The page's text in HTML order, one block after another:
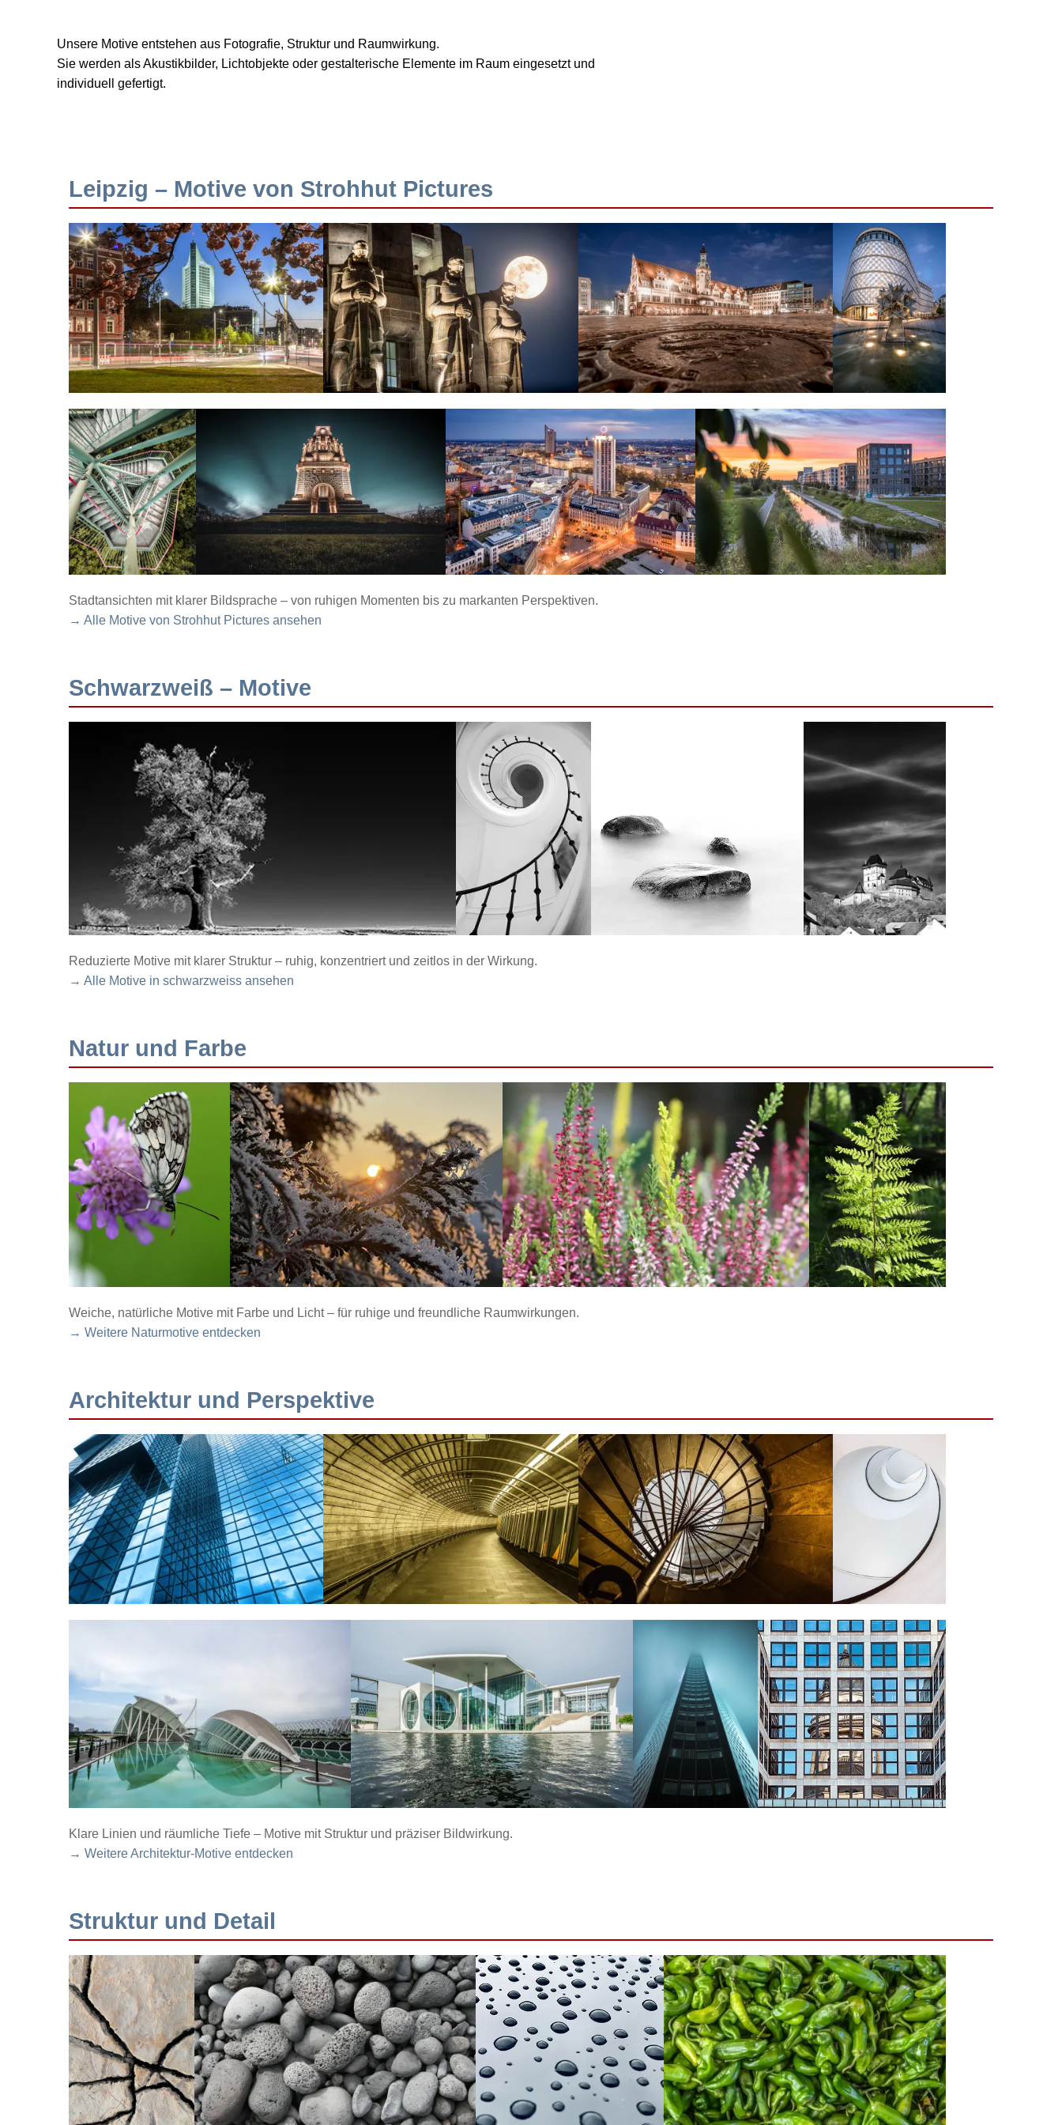
Unsere Motive entstehen aus Fotografie, Struktur und Raumwirkung.
Sie werden als Akustikbilder, Lichtobjekte oder gestalterische Elemente im Raum eingesetzt und
individuell gefertigt.
Leipzig – Motive von Strohhut Pictures
Stadtansichten mit klarer Bildsprache – von ruhigen Momenten bis zu markanten Perspektiven.
→ Alle Motive von Strohhut Pictures ansehen
Schwarzweiß – Motive
Reduzierte Motive mit klarer Struktur – ruhig, konzentriert und zeitlos in der Wirkung.
→ Alle Motive in schwarzweiss ansehen
Natur und Farbe
Weiche, natürliche Motive mit Farbe und Licht – für ruhige und freundliche Raumwirkungen.
→ Weitere Naturmotive entdecken
Architektur und Perspektive
Klare Linien und räumliche Tiefe – Motive mit Struktur und präziser Bildwirkung.
→ Weitere Architektur-Motive entdecken
Struktur und Detail